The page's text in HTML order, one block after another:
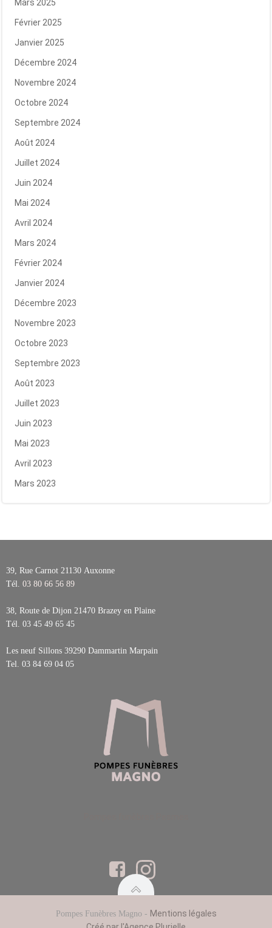
Mars 2025
Février 2025
Janvier 2025
Décembre 2024
Novembre 2024
Octobre 2024
Septembre 2024
Août 2024
Juillet 2024
Juin 2024
Mai 2024
Avril 2024
Mars 2024
Février 2024
Janvier 2024
Décembre 2023
Novembre 2023
Octobre 2023
Septembre 2023
Août 2023
Juillet 2023
Juin 2023
Mai 2023
Avril 2023
Mars 2023
39, Rue Carnot 21130 Auxonne
Tél. 03 80 66 56 89
38, Route de Dijon 21470 Brazey en Plaine
Tél. 03 45 49 65 45
Les neuf Sillons 39290 Dammartin Marpain
Tel. 03 84 69 04 05
Pompes Funèbres Magno - Mentions légales